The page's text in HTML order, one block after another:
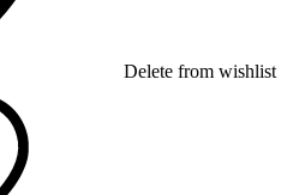
Delete from wishlist